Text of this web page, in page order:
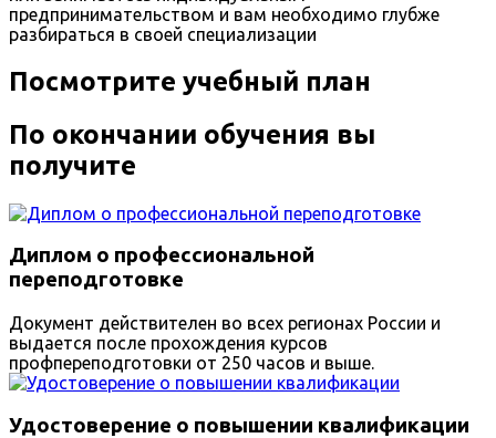
предпринимательством и вам необходимо глубже
разбираться в своей специализации
Посмотрите учебный план
По окончании обучения вы
получите
Диплом о профессиональной
переподготовке
Документ действителен во всех регионах России и
выдается после прохождения курсов
профпереподготовки от 250 часов и выше.
Удостоверение о повышении квалификации